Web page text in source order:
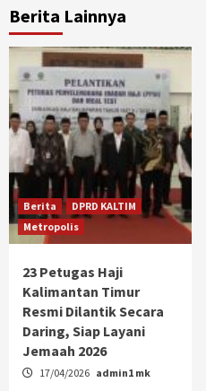
Berita Lainnya
Berita
DPRD KALTIM
Metropolis
23 Petugas Haji
Kalimantan Timur
Resmi Dilantik Secara
Daring, Siap Layani
Jemaah 2026
17/04/2026 admin1 mk